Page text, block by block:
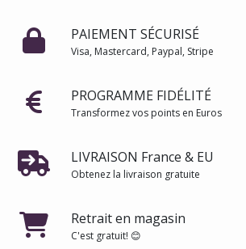
PAIEMENT SÉCURISÉ
Visa, Mastercard, Paypal, Stripe
PROGRAMME FIDÉLITÉ
Transformez vos points en Euros
LIVRAISON France & EU
Obtenez la livraison gratuite
Retrait en magasin
C'est gratuit! 😊